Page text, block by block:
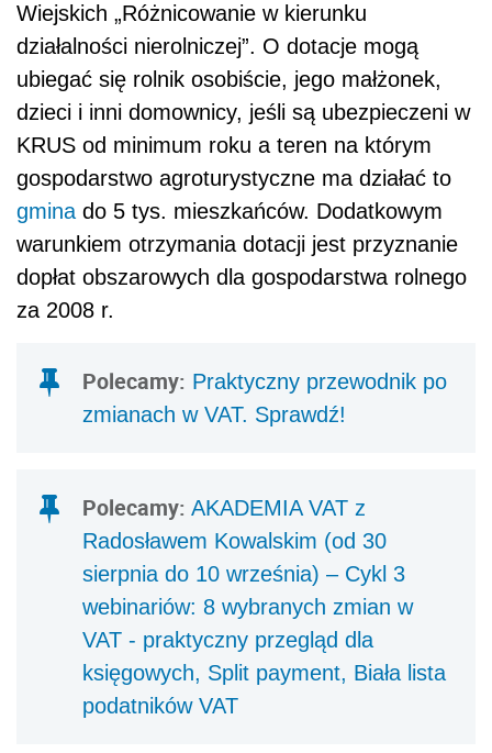
Wiejskich „Różnicowanie w kierunku
działalności nierolniczej”. O dotacje mogą
ubiegać się rolnik osobiście, jego małżonek,
dzieci i inni domownicy, jeśli są ubezpieczeni w
KRUS od minimum roku a teren na którym
gospodarstwo agroturystyczne ma działać to
gminado 5 tys. mieszkańców. Dodatkowym
warunkiem otrzymania dotacji jest przyznanie
dopłat obszarowych dla gospodarstwa rolnego
za 2008 r.
Polecamy: Praktyczny przewodnik po
zmianach w VAT. Sprawdź!
Polecamy: AKADEMIA VAT z
Radosławem Kowalskim (od 30
sierpnia do 10 września) – Cykl 3
webinariów: 8 wybranych zmian w
VAT - praktyczny przegląd dla
księgowych, Split payment, Biała lista
podatników VAT